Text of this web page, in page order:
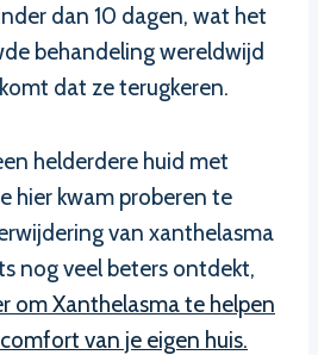
dan 10 dagen, wat het
behandeling wereldwijd
dat ze terugkeren.
helderdere huid met
hier kwam proberen te
van xanthelasma
nog veel beters ontdekt,
om Xanthelasma te helpen
van je eigen huis.